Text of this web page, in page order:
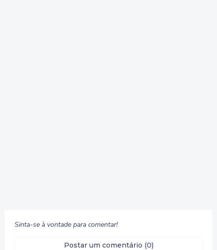
Sinta-se à vontade para comentar!
Postar um comentário (0)